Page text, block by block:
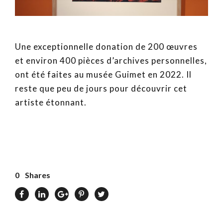
Une exceptionnelle donation de 200 œuvres
et environ 400 pièces d’archives personnelles,
ont été faites au musée Guimet en 2022. Il
reste que peu de jours pour découvrir cet
artiste étonnant.
0 Shares